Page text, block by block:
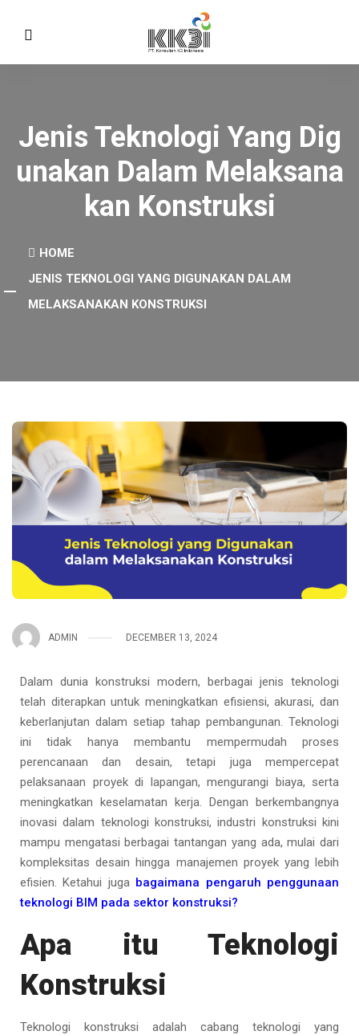
Jenis Teknologi Yang Dig
Unakan Dalam Melaksana
Kan Konstruksi
HOME
JENIS TEKNOLOGI YANG DIGUNAKAN DALAM
MELAKSANAKAN KONSTRUKSI
ADMIN DECEMBER 13, 2024
Dalam dunia konstruksi modern, berbagai jenis teknologi
telah diterapkan untuk meningkatkan efisiensi, akurasi, dan
keberlanjutan dalam setiap tahap pembangunan. Teknologi
ini tidak hanya membantu mempermudah proses
perencanaan dan desain, tetapi juga mempercepat
pelaksanaan proyek di lapangan, mengurangi biaya, serta
meningkatkan keselamatan kerja. Dengan berkembangnya
inovasi dalam teknologi konstruksi, industri konstruksi kini
mampu mengatasi berbagai tantangan yang ada, mulai dari
kompleksitas desain hingga manajemen proyek yang lebih
efisien. Ketahui juga bagaimana pengaruh penggunaan
teknologi BIM pada sektor konstruksi?
Apa itu Teknologi
Konstruksi
Teknologi konstruksi adalah cabang teknologi yang